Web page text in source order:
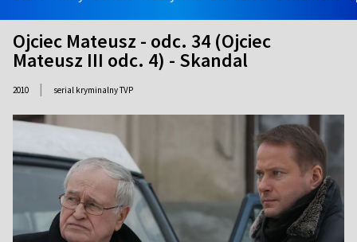
Ojciec Mateusz - odc. 34 (Ojciec
Mateusz III odc. 4) - Skandal
2010 | serial kryminalny TVP